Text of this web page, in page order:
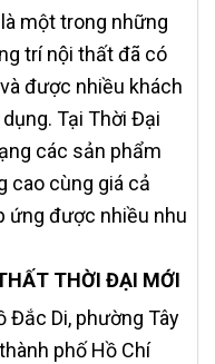
một trong những
trí nội thất đã có
được nhiều khách
Tại Thời Đại
các sản phẩm
cao cùng giá cả
ứng được nhiều nhu
THỜI ĐẠI MỚI
Đắc Di, phường Tây
phố Hồ Chí